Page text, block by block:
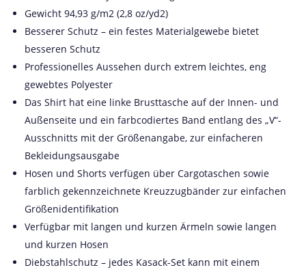
Gewicht 94,93 g/m2 (2,8 oz/yd2)
Besserer Schutz – ein festes Materialgewebe bietet
besseren Schutz
Professionelles Aussehen durch extrem leichtes, eng
gewebtes Polyester
Das Shirt hat eine linke Brusttasche auf der Innen- und
Außenseite und ein farbcodiertes Band entlang des „V“-
Ausschnitts mit der Größenangabe, zur einfacheren
Bekleidungsausgabe
Hosen und Shorts verfügen über Cargotaschen sowie
farblich gekennzeichnete Kreuzzugbänder zur einfachen
Größenidentifikation
Verfügbar mit langen und kurzen Ärmeln sowie langen
und kurzen Hosen
Diebstahlschutz – jedes Kasack-Set kann mit einem